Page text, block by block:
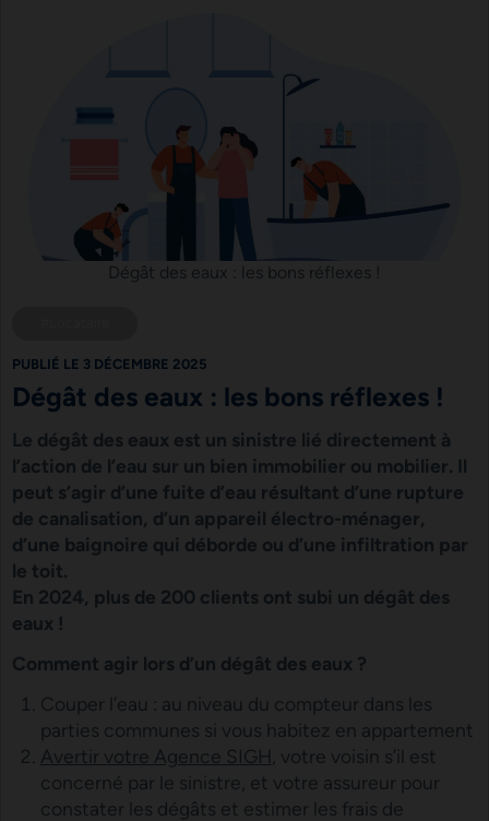
Dégât des eaux : les bons réflexes !
PUBLIÉ LE 3 DÉCEMBRE 2025
Dégât des eaux : les bons réflexes !
Le dégât des eaux est un sinistre lié directement à
l’action de l’eau sur un bien immobilier ou mobilier. Il
peut s’agir d’une fuite d’eau résultant d’une rupture
de canalisation, d’un appareil électro-ménager,
d’une baignoire qui déborde ou d’une infiltration par
le toit.
En 2024, plus de 200 clients ont subi un dégât des
eaux !
Comment agir lors d’un dégât des eaux ?
Couper l’eau : au niveau du compteur dans les
parties communes si vous habitez en appartement
Avertir votre Agence SIGH , votre voisin s’il est
concerné par le sinistre, et votre assureur pour
constater les dégâts et estimer les frais de